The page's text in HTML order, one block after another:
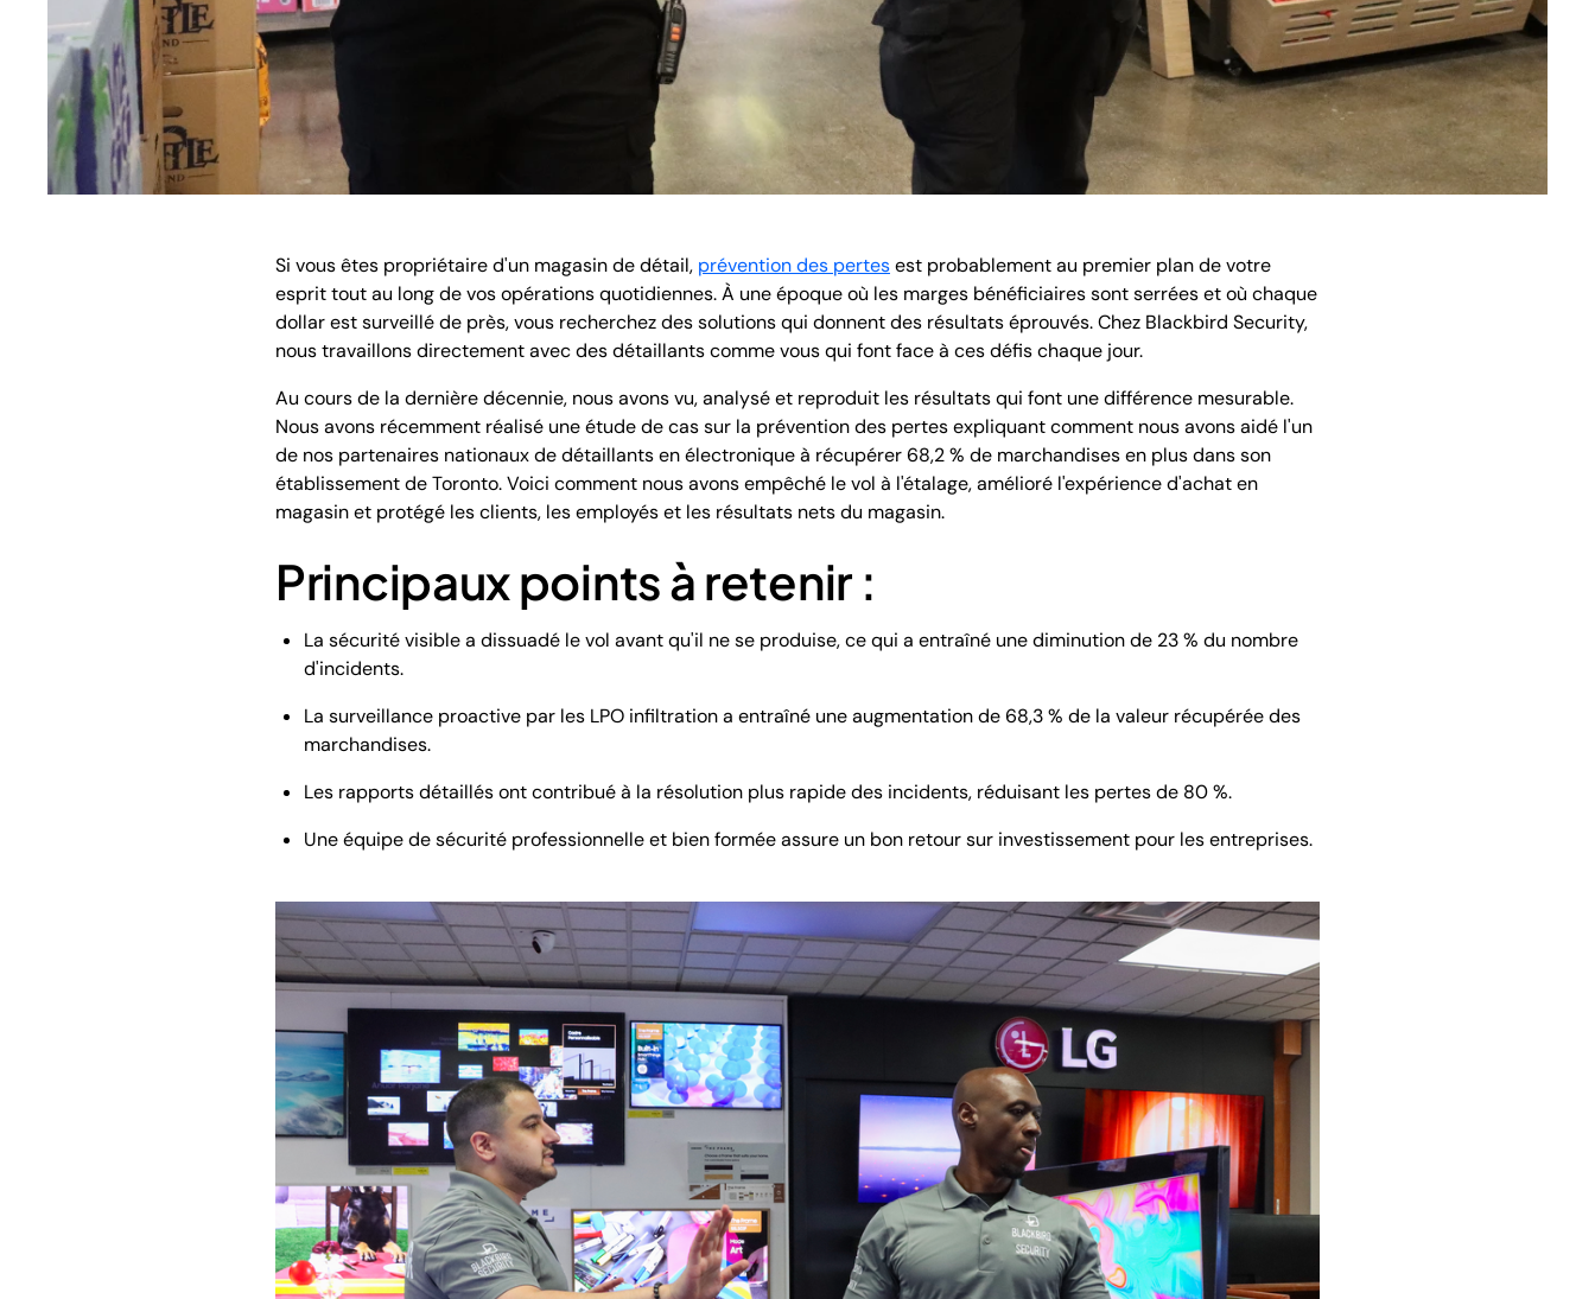
Si vous êtes propriétaire d'un magasin de détail, prévention des pertesest probablement au premier plan de votre
esprit tout au long de vos opérations quotidiennes. À une époque où les marges bénéficiaires sont serrées et où chaque
dollar est surveillé de près, vous recherchez des solutions qui donnent des résultats éprouvés. Chez Blackbird Security,
nous travaillons directement avec des détaillants comme vous qui font face à ces défis chaque jour.
Au cours de la dernière décennie, nous avons vu, analysé et reproduit les résultats qui font une différence mesurable.
Nous avons récemment réalisé une étude de cas sur la prévention des pertes expliquant comment nous avons aidé l'un
de nos partenaires nationaux de détaillants en électronique à récupérer 68,2 % de marchandises en plus dans son
établissement de Toronto. Voici comment nous avons empêché le vol à l'étalage, amélioré l'expérience d'achat en
magasin et protégé les clients, les employés et les résultats nets du magasin.
Principaux points à retenir :
La sécurité visible a dissuadé le vol avant qu'il ne se produise, ce qui a entraîné une diminution de 23 % du nombre
d'incidents.
La surveillance proactive par les LPO infiltration a entraîné une augmentation de 68,3 % de la valeur récupérée des
marchandises.
Les rapports détaillés ont contribué à la résolution plus rapide des incidents, réduisant les pertes de 80 %.
Une équipe de sécurité professionnelle et bien formée assure un bon retour sur investissement pour les entreprises.